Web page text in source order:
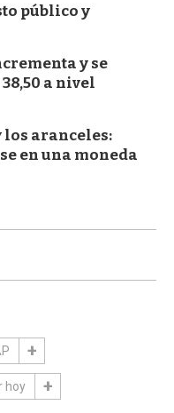
público y
y se
a nivel
los aranceles:
en una moneda
hoy